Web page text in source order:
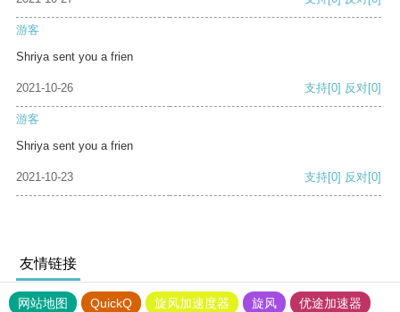
游客
Shriya sent you a frien
2021-10-26 支持[0] 反对[0]
游客
Shriya sent you a frien
2021-10-23 支持[0] 反对[0]
友情链接
网站地图 QuickQ 旋风加速度器 旋风
优途加速器